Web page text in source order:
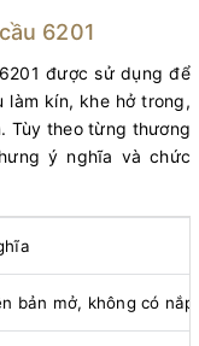
6201
được sử dụng để
kín, khe hở trong,
Tùy theo từng thương
ý nghĩa và chức
bản mở, không có